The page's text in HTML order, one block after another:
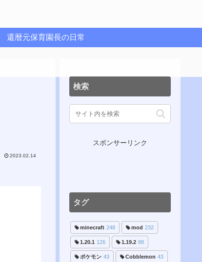
還暦元保育園長の日常
2023.02.14
検索
スポンサーリンク
タグ
minecraft 248 mod 232
1.20.1 126 1.19.2 88
ポケモン 43 Cobblemon 43